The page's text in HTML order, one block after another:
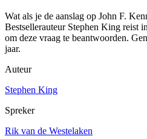
Wat als je de aanslag op John F.
Bestsellerauteur Stephen King reist
om deze vraag te beantwoorden.
jaar.
Auteur
Stephen King
Spreker
Rik van de Westelaken